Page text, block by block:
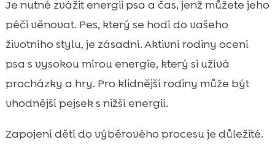
Je nutné zvážit energii psa a čas, jenž můžete jeho
péči věnovat. Pes, který se hodí do vašeho
životního stylu, je zásadní. Aktivní rodiny ocení
psa s vysokou mírou energie, který si užívá
procházky a hry. Pro klidnější rodiny může být
vhodnější pejsek s nižší energií.
Zapojení dětí do výběrového procesu je důležité.